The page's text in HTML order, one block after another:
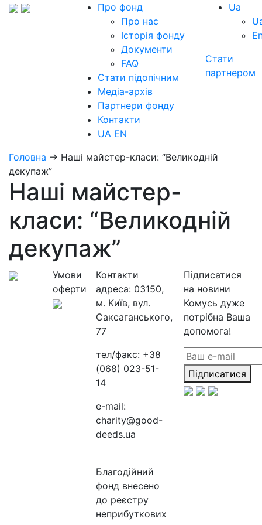
Про фонд
Про нас
Історія фонду
Документи
FAQ
Стати підопічним
Медіа-архів
Партнери фонду
Контакти
UA EN
Ua
Стати
партнером
Головна → Наші майстер-класи: “Великодній
декупаж”
Наші майстер-
класи: “Великодній
декупаж”
Умови
оферти
Контакти
адреса: 03150,
м. Київ, вул.
Саксаганського,
77
тел/факс: +38
(068) 023-51-
14
e-mail:
charity@good-
deeds.ua
Благодійний
фонд внесено
до реєстру
неприбуткових
Підписатися
на новини
Комусь дуже
потрібна Ваша
допомога!
Підписатися